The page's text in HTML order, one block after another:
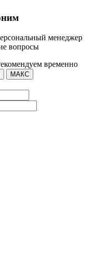
менеджер
вопросы
временно
МАКС